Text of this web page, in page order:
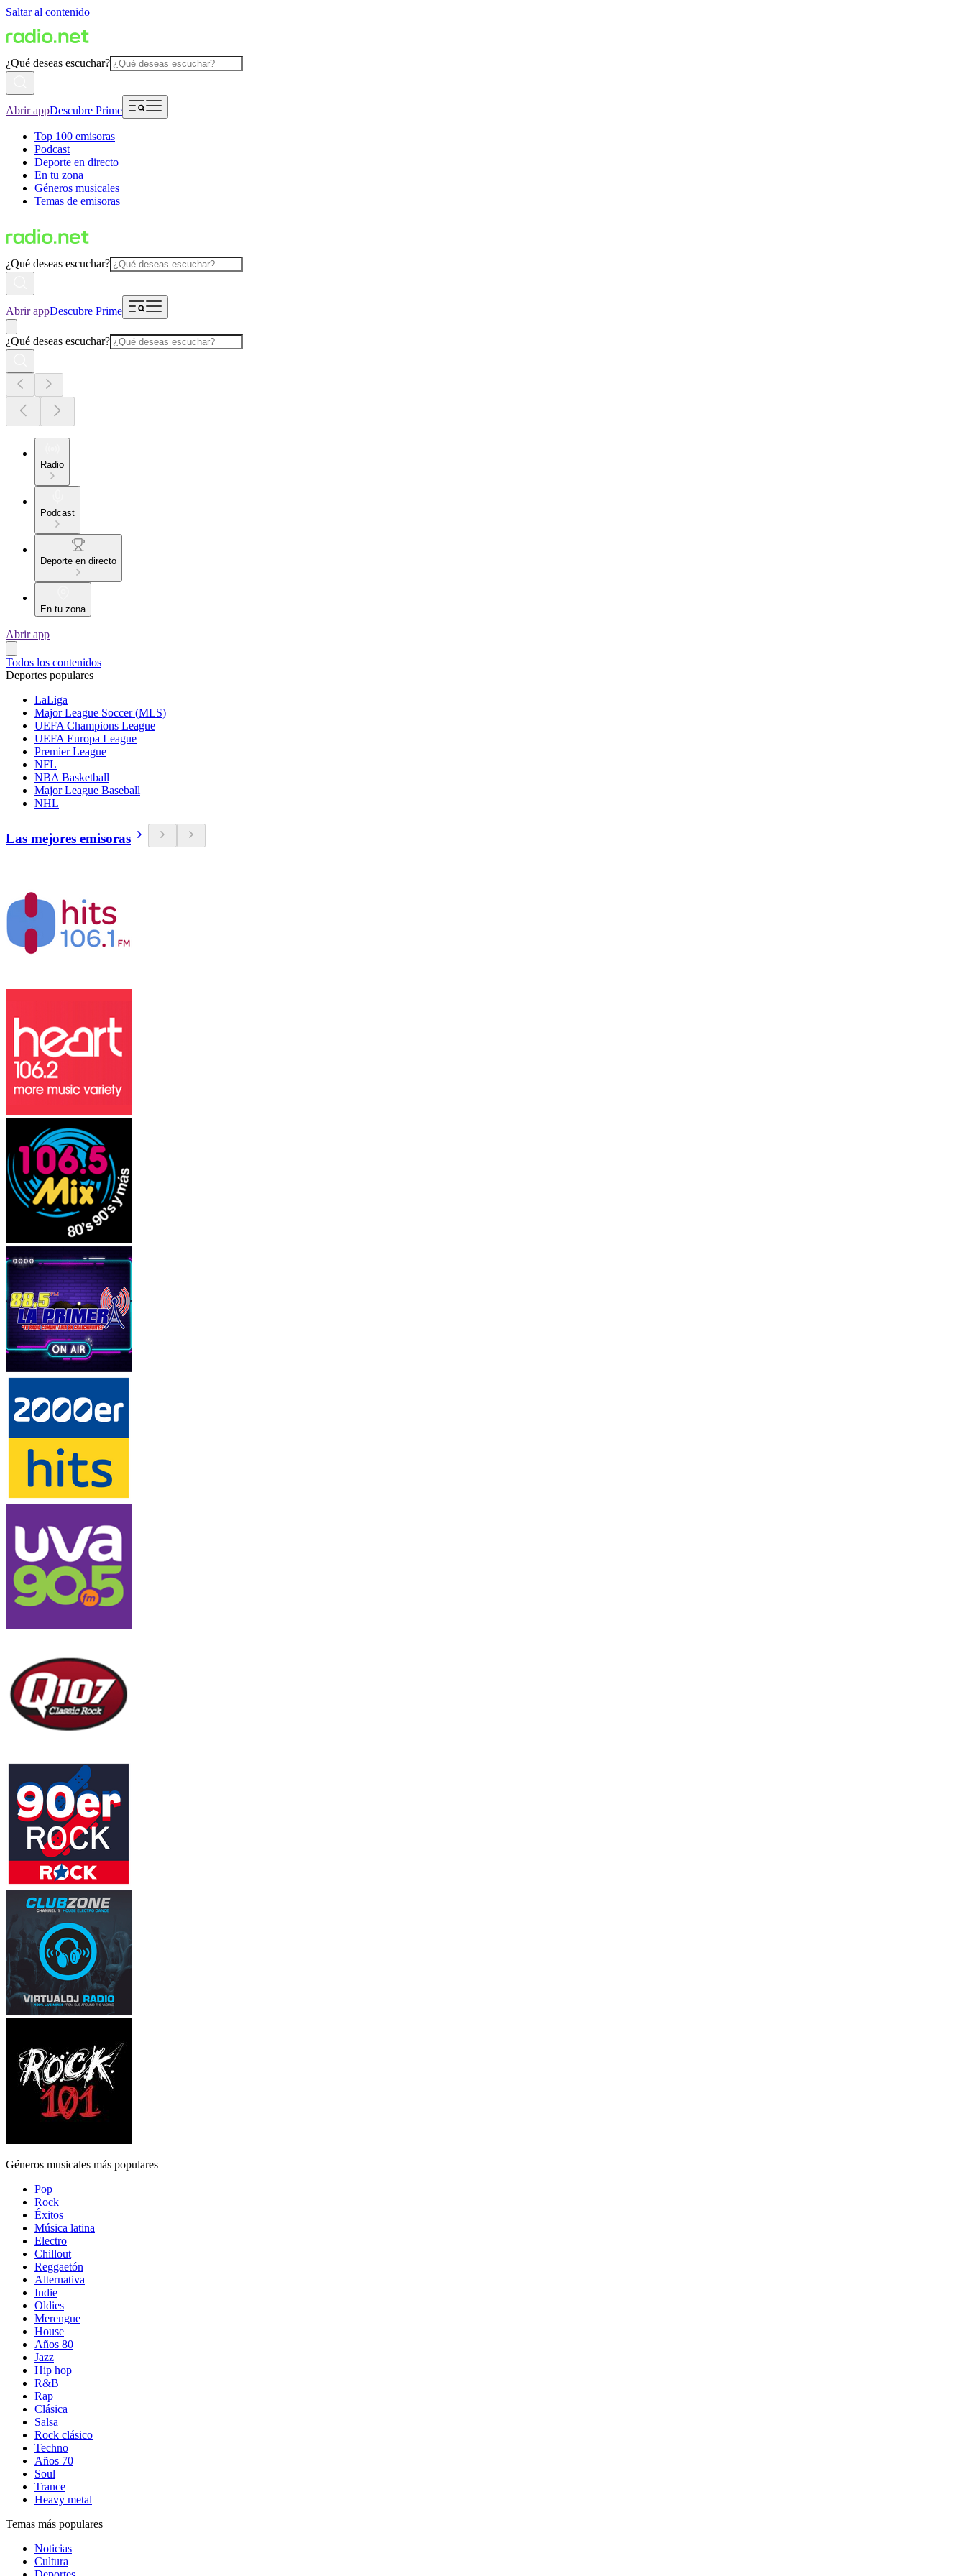
Saltar al contenido
¿Qué deseas escuchar?
Abrir appDescubre Prime
Top 100 emisoras
Podcast
Deporte en directo
En tu zona
Géneros musicales
Temas de emisoras
¿Qué deseas escuchar?
Abrir appDescubre Prime
¿Qué deseas escuchar?
Radio
Podcast
Deporte en directo
En tu zona
Abrir app
Todos los contenidos
Deportes populares
LaLiga
Major League Soccer (MLS)
UEFA Champions League
UEFA Europa League
Premier League
NFL
NBA Basketball
Major League Baseball
NHL
Las mejores emisoras
Géneros musicales más populares
Pop
Rock
Éxitos
Música latina
Electro
Chillout
Reggaetón
Alternativa
Indie
Oldies
Merengue
House
Años 80
Jazz
Hip hop
R&B
Rap
Clásica
Salsa
Rock clásico
Techno
Años 70
Soul
Trance
Heavy metal
Temas más populares
Noticias
Cultura